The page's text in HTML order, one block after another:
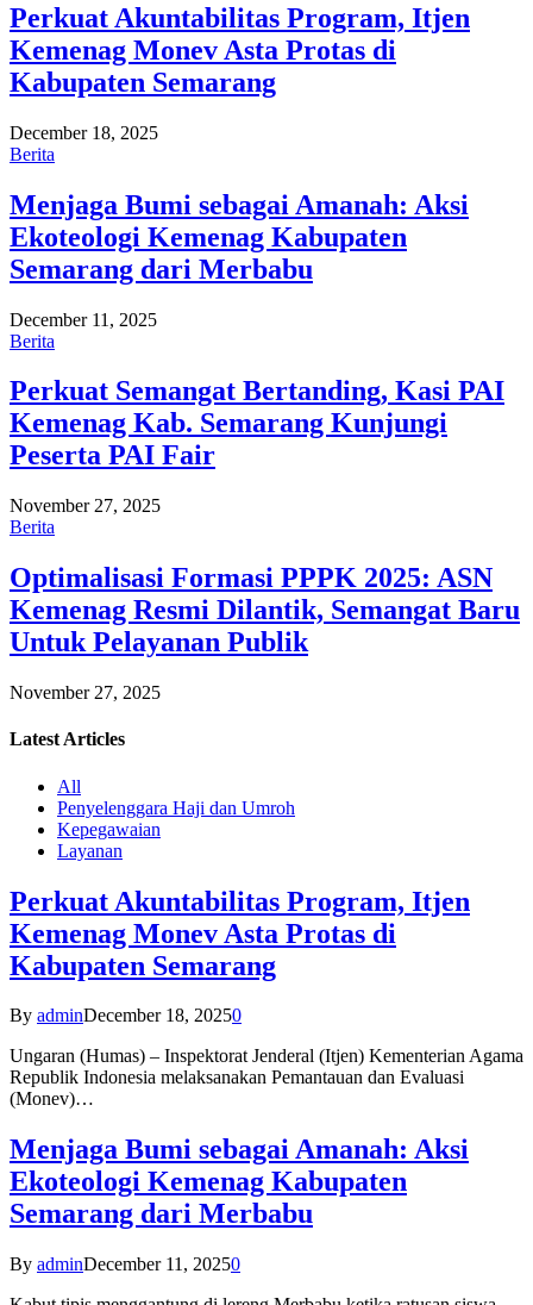
Perkuat Akuntabilitas Program, Itjen
Kemenag Monev Asta Protas di
Kabupaten Semarang
December 18, 2025
Berita
Menjaga Bumi sebagai Amanah: Aksi
Ekoteologi Kemenag Kabupaten
Semarang dari Merbabu
December 11, 2025
Berita
Perkuat Semangat Bertanding, Kasi PAI
Kemenag Kab. Semarang Kunjungi
Peserta PAI Fair
November 27, 2025
Berita
Optimalisasi Formasi PPPK 2025: ASN
Kemenag Resmi Dilantik, Semangat Baru
Untuk Pelayanan Publik
November 27, 2025
Latest Articles
All
Penyelenggara Haji dan Umroh
Kepegawaian
Layanan
Perkuat Akuntabilitas Program, Itjen
Kemenag Monev Asta Protas di
Kabupaten Semarang
By adminDecember 18, 20250
Ungaran (Humas) – Inspektorat Jenderal (Itjen) Kementerian Agama
Republik Indonesia melaksanakan Pemantauan dan Evaluasi
(Monev)…
Menjaga Bumi sebagai Amanah: Aksi
Ekoteologi Kemenag Kabupaten
Semarang dari Merbabu
By adminDecember 11, 20250